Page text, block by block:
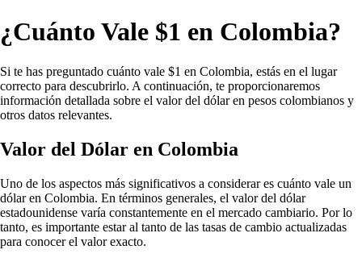
¿Cuánto Vale $1 en Colombia?
Si te has preguntado cuánto vale $1 en Colombia, estás en el lugar
correcto para descubrirlo. A continuación, te proporcionaremos
información detallada sobre el valor del dólar en pesos colombianos y
otros datos relevantes.
Valor del Dólar en Colombia
Uno de los aspectos más significativos a considerar es cuánto vale un
dólar en Colombia. En términos generales, el valor del dólar
estadounidense varía constantemente en el mercado cambiario. Por lo
tanto, es importante estar al tanto de las tasas de cambio actualizadas
para conocer el valor exacto.